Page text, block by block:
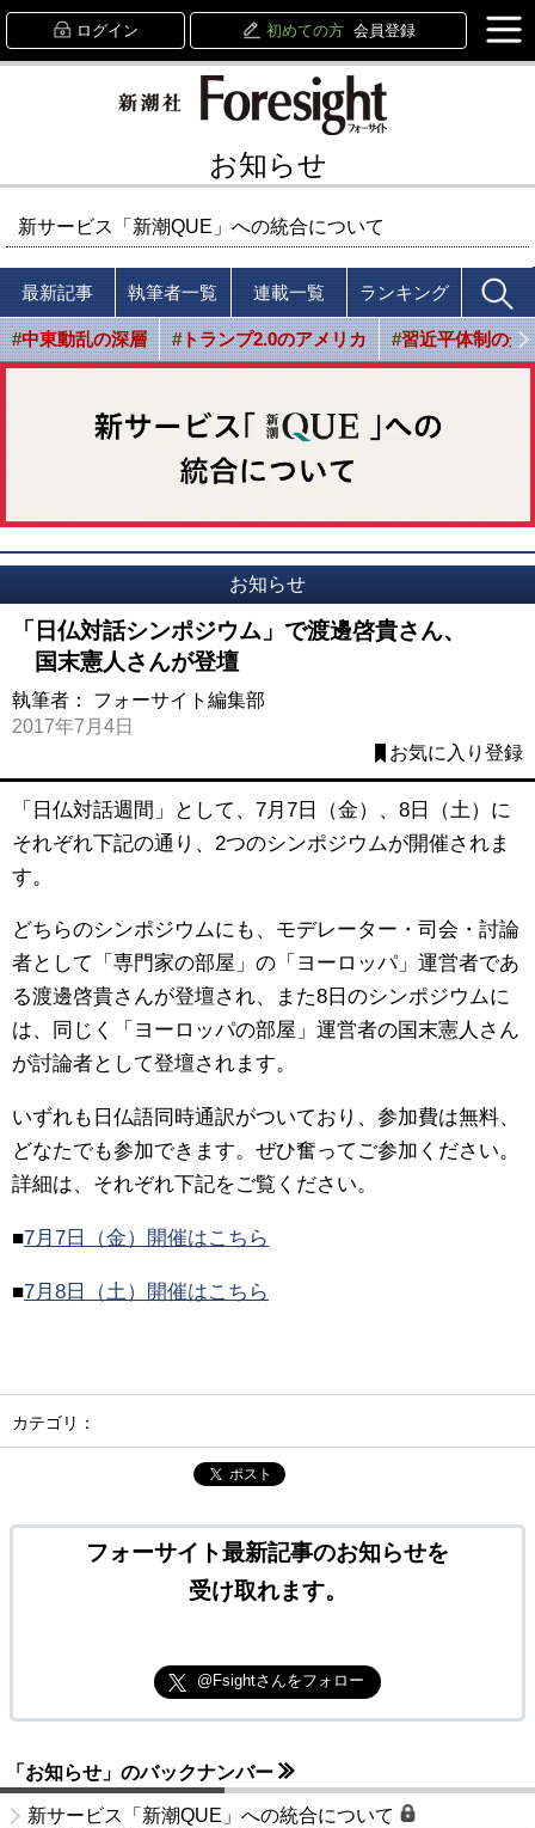
ログイン 初めての方 会員登録
お知らせ
新サービス「新潮QUE」への統合について
最新記事 執筆者一覧 連載一覧 ランキング
#中東動乱の深層 #トランプ2.0のアメリカ #習近平体制の光
お知らせ
「日仏対話シンポジウム」で渡邊啓貴さん、
国末憲人さんが登壇
執筆者： フォーサイト編集部
2017年7月4日
お気に入り登録
「日仏対話週間」として、7月7日（金）、8日（土）に
それぞれ下記の通り、2つのシンポジウムが開催されま
す。
どちらのシンポジウムにも、モデレーター・司会・討論
者として「専門家の部屋」の「ヨーロッパ」運営者であ
る渡邊啓貴さんが登壇され、また8日のシンポジウムに
は、同じく「ヨーロッパの部屋」運営者の国末憲人さん
が討論者として登壇されます。
いずれも日仏語同時通訳がついており、参加費は無料、
どなたでも参加できます。ぜひ奮ってご参加ください。
詳細は、それぞれ下記をご覧ください。
■7月7日（金）開催はこちら
■7月8日（土）開催はこちら
カテゴリ：
ポスト
フォーサイト最新記事のお知らせを
受け取れます。
@Fsightさんをフォロー
「お知らせ」のバックナンバー
新サービス「新潮QUE」への統合について